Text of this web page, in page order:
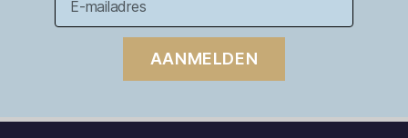
AANMELDEN